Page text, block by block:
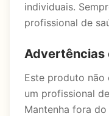
individuais.
profissional de
Advertências
Este produto não
um profissional
Mantenha fora